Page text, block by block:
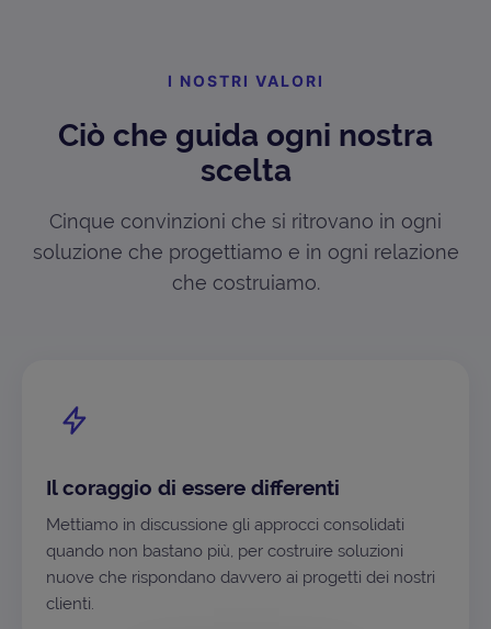
I NOSTRI VALORI
Ciò che guida ogni nostra
scelta
Cinque convinzioni che si ritrovano in ogni
soluzione che progettiamo e in ogni relazione
che costruiamo.
Il coraggio di essere differenti
Mettiamo in discussione gli approcci consolidati
quando non bastano più, per costruire soluzioni
nuove che rispondano davvero ai progetti dei nostri
clienti.